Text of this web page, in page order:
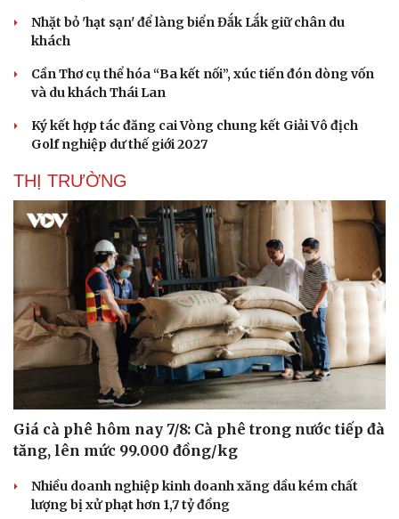
Nhặt bỏ 'hạt sạn' để làng biển Đắk Lắk giữ chân du
khách
Cần Thơ cụ thể hóa “Ba kết nối”, xúc tiến đón dòng vốn
và du khách Thái Lan
Ký kết hợp tác đăng cai Vòng chung kết Giải Vô địch
Golf nghiệp dư thế giới 2027
THỊ TRƯỜNG
Giá cà phê hôm nay 7/8: Cà phê trong nước tiếp đà
tăng, lên mức 99.000 đồng/kg
Nhiều doanh nghiệp kinh doanh xăng dầu kém chất
lượng bị xử phạt hơn 1,7 tỷ đồng